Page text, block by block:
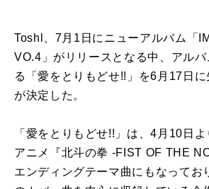
Toshl、7月1日にニューアルバム「
VO.4」がリリースとなる中、アル
る「愛をとりもどせ!!」を6月17日に
が決定した。
「愛をとりもどせ!!」は、4月10日
アニメ『北斗の拳 -FIST OF THE
エンディングテーマ曲にもなってお